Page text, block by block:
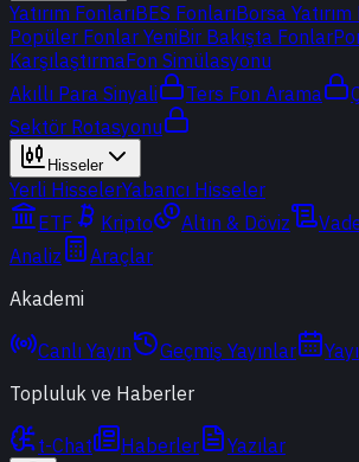
Yatırım FonlarıBES FonlarıBorsa Yatırım
Popüler Fonlar YeniBir Bakışta Fonlar
KarşılaştırmaFon Simülasyonu
Akıllı Para Sinyali
Ters Fon Arama
Sektör Rotasyonu
Hisseler
Yerli HisselerYabancı Hisseler
ETF
Kripto Altın & Döviz
Analiz
Araçlar
Akademi
Canlı Yayın Geçmiş Yayınlar
Topluluk ve Haberler
t-Chat Haberler Yazılar